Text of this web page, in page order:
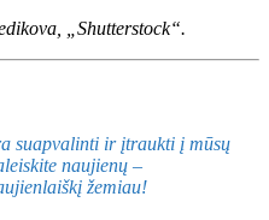
„Shutterstock“.
suapvalinti ir įtraukti į mūsų
naujienų –
žemiau!